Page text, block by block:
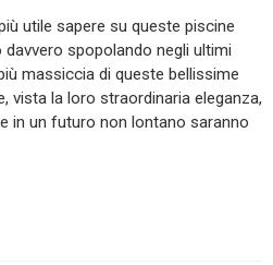
utile sapere su queste piscine
spopolando negli ultimi
massiccia di queste bellissime
vista la loro straordinaria eleganza,
in un futuro non lontano saranno